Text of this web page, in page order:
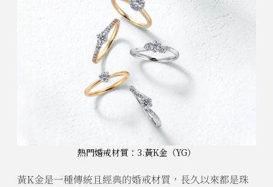
熱門婚戒材質：3.黃K金（YG）
黃K金是一種傳統且經典的婚戒材質，長久以來都是珠